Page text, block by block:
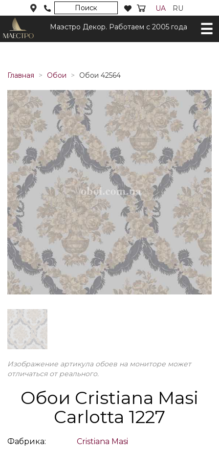
Поиск UA RU
Маэстро Декор. Работаем с 2005 года
Главная Обои Обои 42564
Изображение артикула обоев на мониторе может
отличаться от реального.
Обои Cristiana Masi
Carlotta 1227
Фабрика:
Cristiana Masi